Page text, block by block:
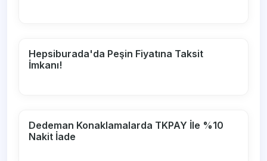
Hepsiburada'da Peşin Fiyatına Taksit
İmkanı!
Dedeman Konaklamalarda TKPAY İle %10
Nakit İade